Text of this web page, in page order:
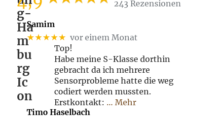
243 Rezensionen
Samim
★★★★★ vor einem Monat
Top!
Habe meine S-Klasse dorthin
gebracht da ich mehrere
Sensorprobleme hatte die weg
codiert werden mussten.
Erstkontakt: … Mehr
Timo Haselbach